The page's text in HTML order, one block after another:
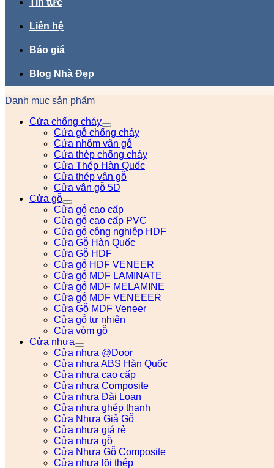
Tin tức
Liên hệ
Báo giá
Blog Nhà Đẹp
Danh mục sản phẩm
Cửa chống cháy
Cửa gỗ chống cháy
Cửa nhôm vân gỗ
Cửa thép chống cháy
Cửa Thép Hàn Quốc
Cửa thép vân gỗ
Cửa vân gỗ 5D
Cửa gỗ
Cửa gỗ cao cấp
Cửa gỗ cao cấp PVC
Cửa gỗ công nghiệp HDF
Cửa Gỗ Hàn Quốc
Cửa Gỗ HDF
Cửa gỗ HDF VENEER
Cửa gỗ MDF LAMINATE
Cửa gỗ MDF MELAMINE
Cửa gỗ MDF VENEEER
Cửa Gỗ MDF Veneer
Cửa gỗ tự nhiên
Cửa vòm gỗ
Cửa nhựa
Cửa nhựa @Door
Cửa nhựa ABS Hàn Quốc
Cửa nhựa cao cấp
Cửa nhựa Composite
Cửa nhựa Đài Loan
Cửa nhựa ghép thanh
Cửa Nhựa Giả Gỗ
Cửa nhựa giá rẻ
Cửa nhựa gỗ
Cửa Nhựa Gỗ Composite
Cửa nhựa lõi thép